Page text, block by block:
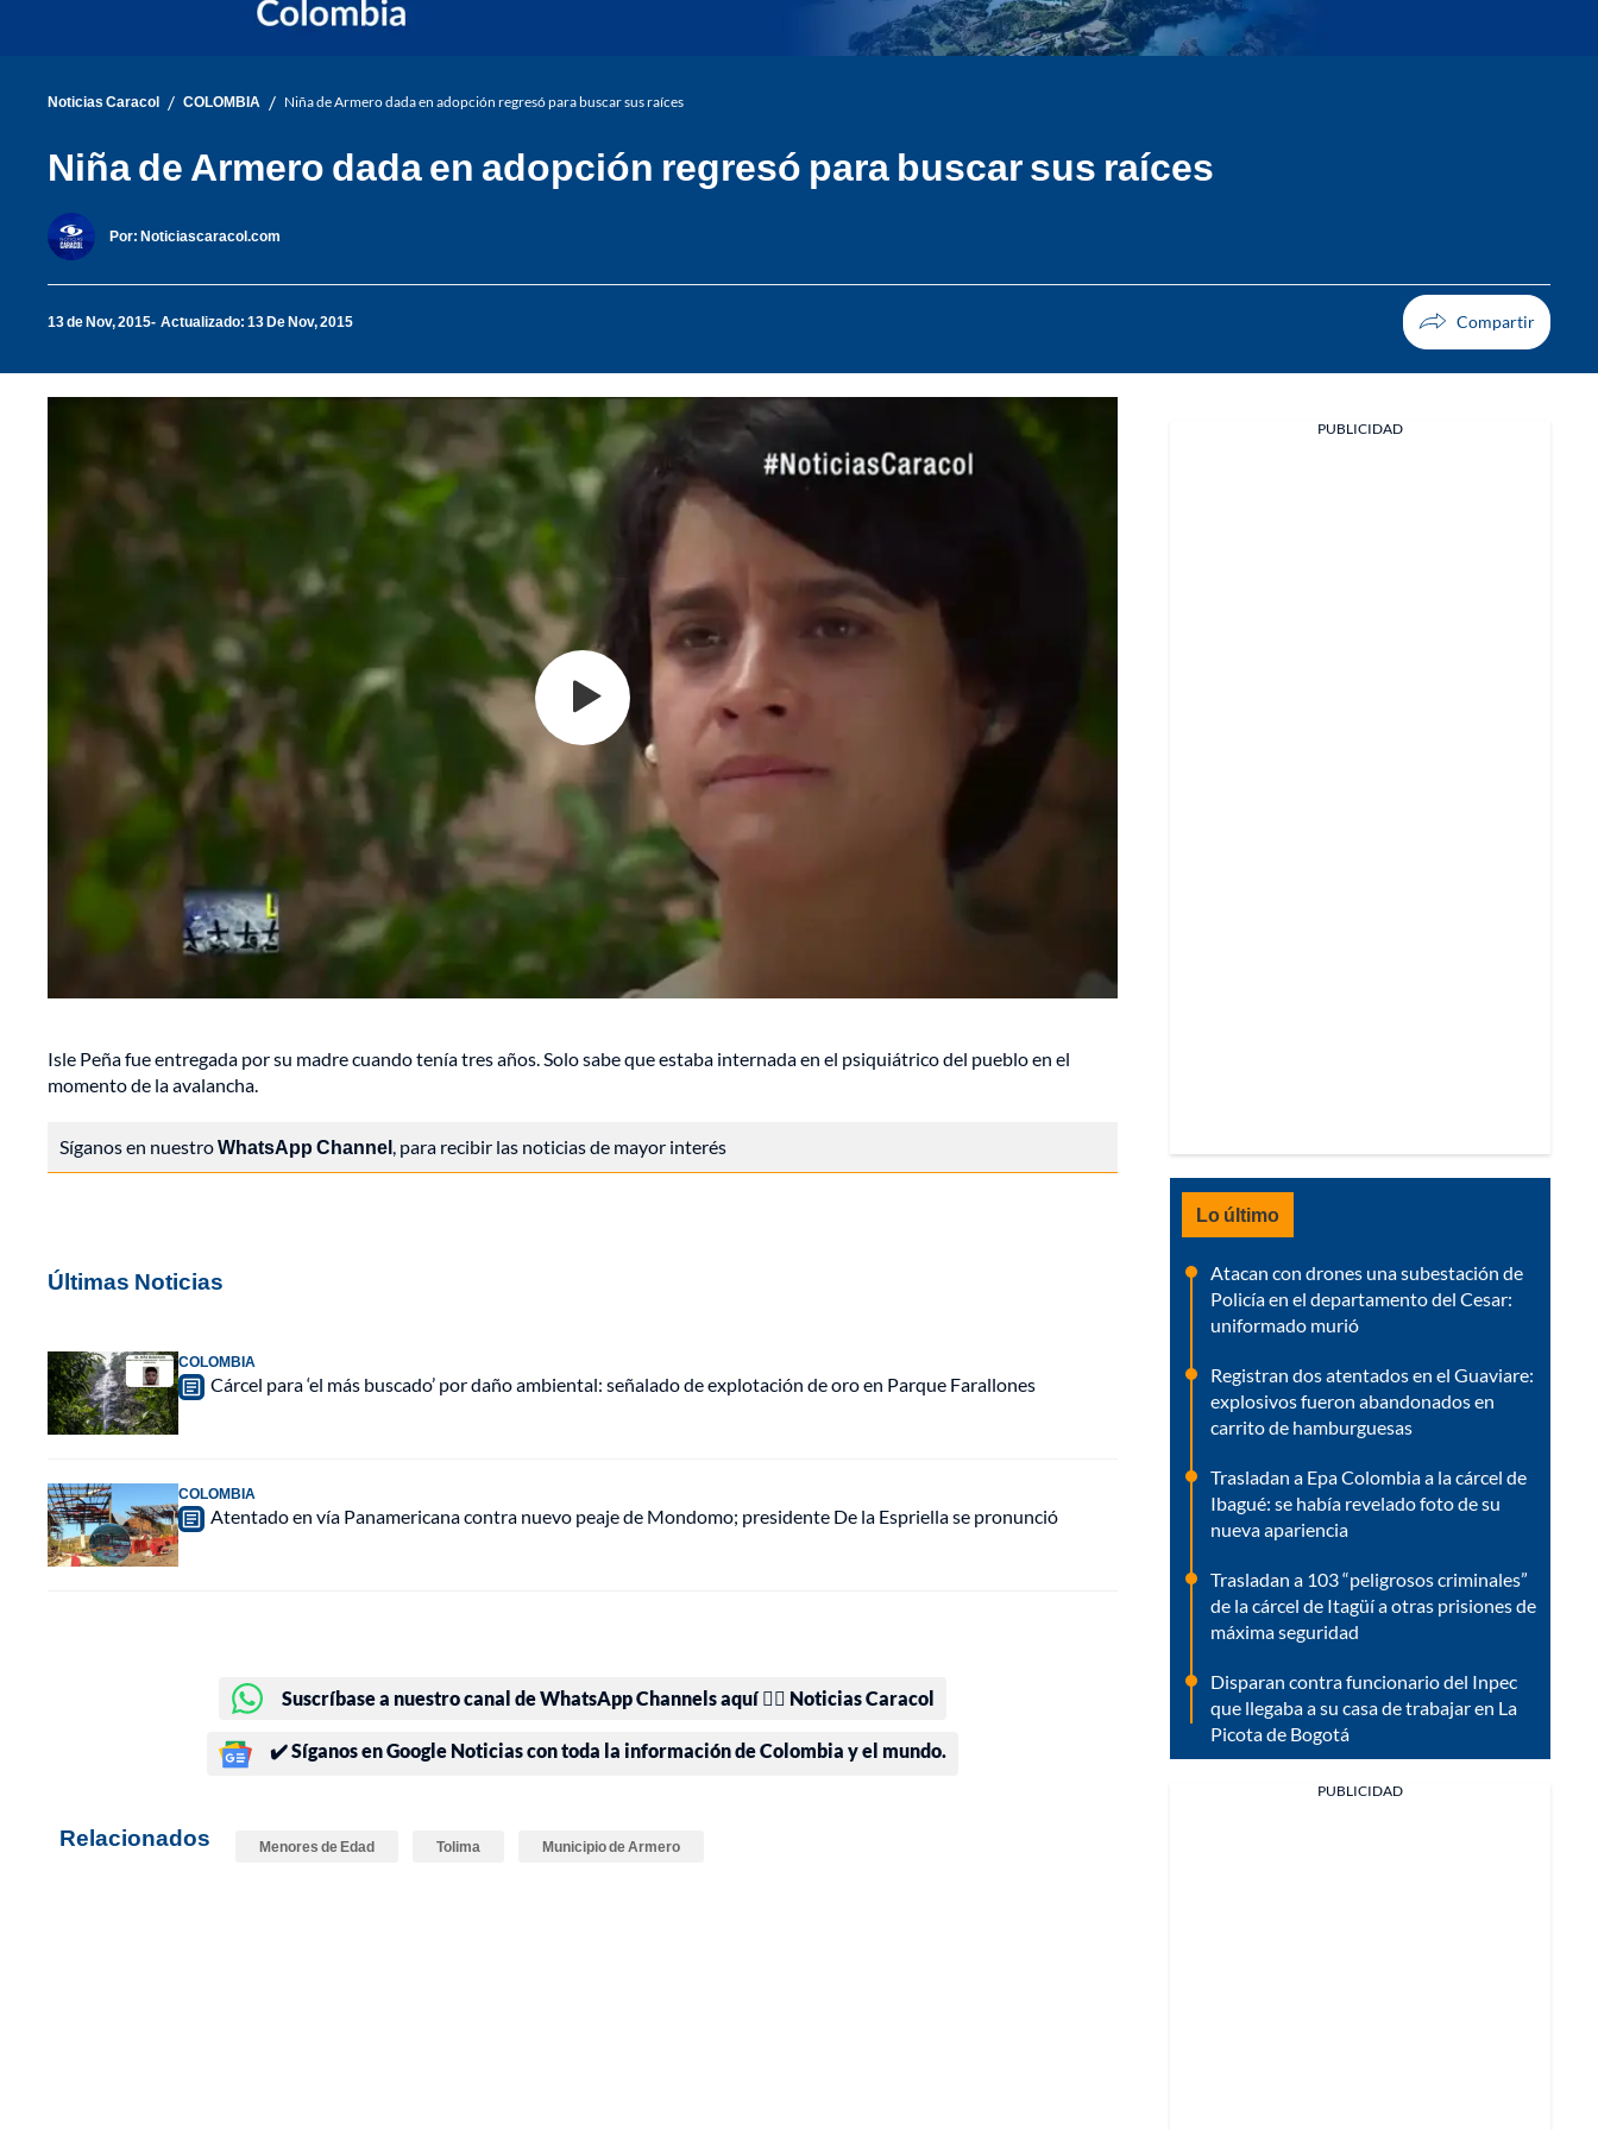
Noticias Caracol / COLOMBIA / Niña de Armero dada en adopción regresó para buscar sus raíces
Niña de Armero dada en adopción regresó para buscar sus raíces
Por: Noticiascaracol.com
13 de Nov, 2015 Actualizado: 13 De Nov, 2015
Isle Peña fue entregada por su madre cuando tenía tres años. Solo sabe que estaba internada en el psiquiátrico del pueblo en el
momento de la avalancha.
Síganos en nuestroWhatsApp Channel, para recibir las noticias de mayor interés
Últimas Noticias
COLOMBIA
Cárcel para ‘el más buscado’ por daño ambiental: señalado de explotación de oro en Parque Farallones
COLOMBIA
Atentado en vía Panamericana contra nuevo peaje de Mondomo; presidente De la Espriella se pronunció
Suscríbase a nuestro canal de WhatsApp Channels aquí 👉🏻 Noticias Caracol
✔️ Síganos en Google Noticias con toda la información de Colombia y el mundo.
Relacionados Menores de Edad Tolima Municipio de Armero
PUBLICIDAD
Lo último
Atacan con drones una subestación de
Policía en el departamento del Cesar:
uniformado murió
Registran dos atentados en el Guaviare:
explosivos fueron abandonados en
carrito de hamburguesas
Trasladan a Epa Colombia a la cárcel de
Ibagué: se había revelado foto de su
nueva apariencia
Trasladan a 103 “peligrosos criminales”
de la cárcel de Itagüí a otras prisiones de
máxima seguridad
Disparan contra funcionario del Inpec
que llegaba a su casa de trabajar en La
Picota de Bogotá
PUBLICIDAD